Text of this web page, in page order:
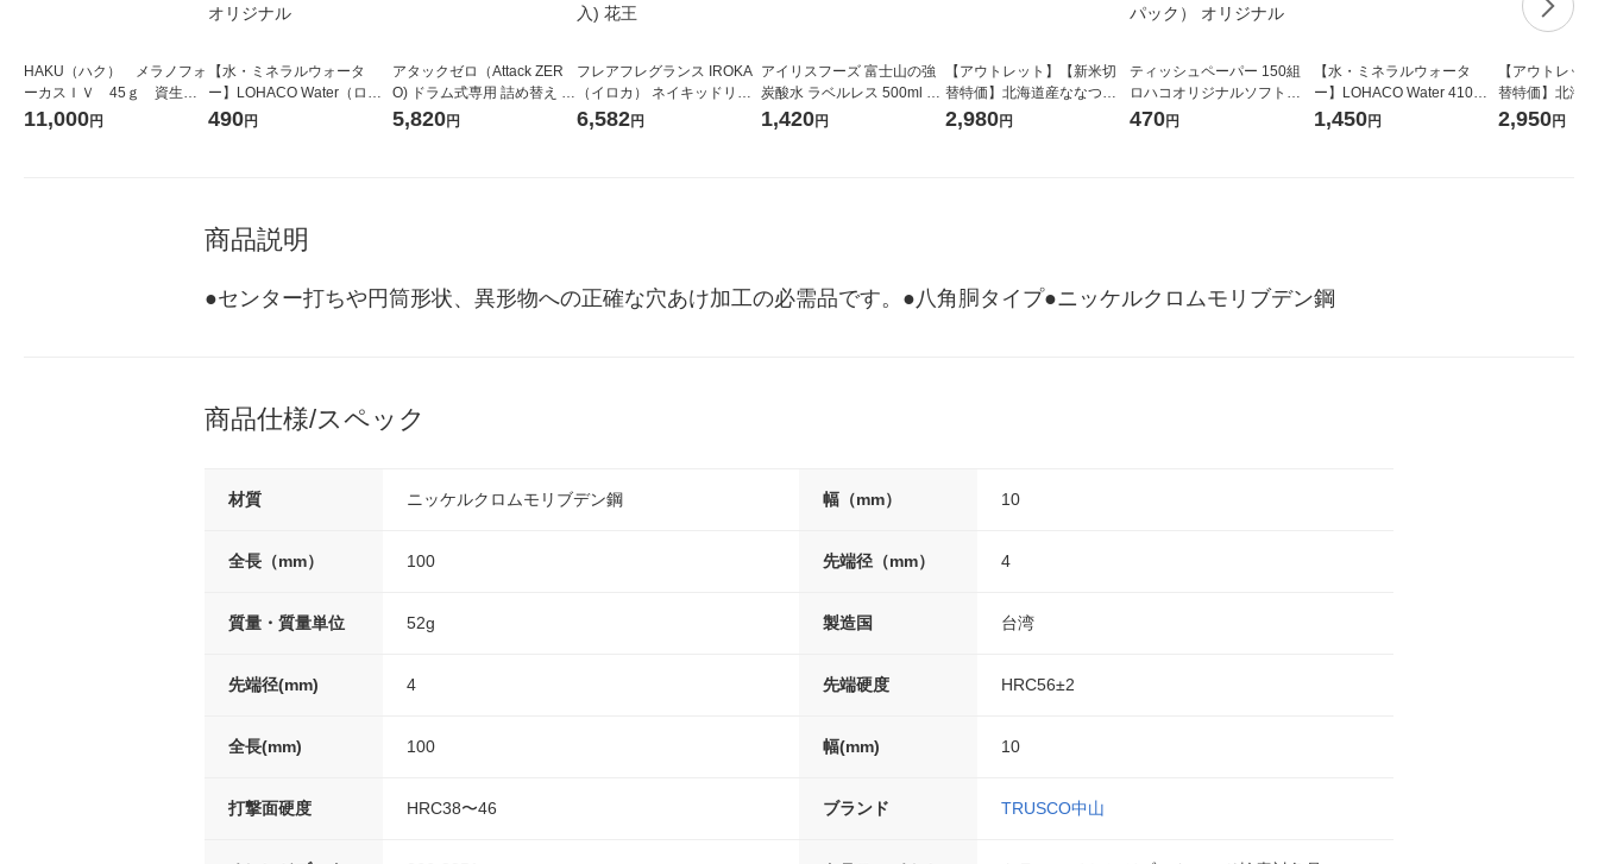
HAKU（ハク） メラノフォ
ーカスＩＶ 45ｇ 資生
堂 おまけ付き
11,000円
【水・ミネラルウォータ
ー】LOHACO Water（ロハ
コウォーター）2L ラベルレ
490円
アタックゼロ（Attack ZER
O) ドラム式専用 詰め替え メ
ガジャンボ 2300g 1セット
5,820円
フレアフレグランス IROKA
（イロカ） ネイキッドリリ
ーの香り 柔軟剤 詰め替え 超
6,582円
アイリスフーズ 富士山の強
炭酸水 ラベルレス 500ml 1
箱（24本入）
1,420円
【アウトレット】【新米切
替特価】北海道産ななつぼ
し 無洗米 5kg 1袋 令和7年産
2,980円
ティッシュペーパー 150組
ロハコオリジナルソフトパ
ックティッシュ フィオナ オ
470円
【水・ミネラルウォータ
ー】LOHACO Water 410ml
1箱（20本入）ラベルレス
1,450円
【アウトレッ
替特価】北海
し 精白米 5kg
2,950円
商品説明
●センター打ちや円筒形状、異形物への正確な穴あけ加工の必需品です。●八角胴タイプ●ニッケルクロムモリブデン鋼
商品仕様/スペック
材質 ニッケルクロムモリブデン鋼 幅（mm） 10
全長（mm） 100 先端径（mm） 4
質量・質量単位 52g 製造国 台湾
先端径(mm) 4 先端硬度 HRC56±2
全長(mm) 100 幅(mm) 10
打撃面硬度 HRC38〜46 ブランド TRUSCO中山